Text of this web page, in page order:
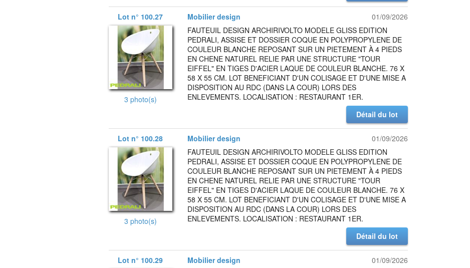
Lot n° 100.27 Mobilier design 01/09/2026
3 photo(s)
FAUTEUIL DESIGN ARCHIRIVOLTO MODELE GLISS EDITION
PEDRALI, ASSISE ET DOSSIER COQUE EN POLYPROPYLENE DE
COULEUR BLANCHE REPOSANT SUR UN PIETEMENT À 4 PIEDS
EN CHENE NATUREL RELIE PAR UNE STRUCTURE "TOUR
EIFFEL" EN TIGES D'ACIER LAQUE DE COULEUR BLANCHE. 76 X
58 X 55 CM. LOT BENEFICIANT D'UN COLISAGE ET D'UNE MISE A
DISPOSITION AU RDC (DANS LA COUR) LORS DES
ENLEVEMENTS. LOCALISATION : RESTAURANT 1ER.
Détail du lot
Lot n° 100.28 Mobilier design 01/09/2026
3 photo(s)
FAUTEUIL DESIGN ARCHIRIVOLTO MODELE GLISS EDITION
PEDRALI, ASSISE ET DOSSIER COQUE EN POLYPROPYLENE DE
COULEUR BLANCHE REPOSANT SUR UN PIETEMENT À 4 PIEDS
EN CHENE NATUREL RELIE PAR UNE STRUCTURE "TOUR
EIFFEL" EN TIGES D'ACIER LAQUE DE COULEUR BLANCHE. 76 X
58 X 55 CM. LOT BENEFICIANT D'UN COLISAGE ET D'UNE MISE A
DISPOSITION AU RDC (DANS LA COUR) LORS DES
ENLEVEMENTS. LOCALISATION : RESTAURANT 1ER.
Détail du lot
Lot n° 100.29 Mobilier design 01/09/2026